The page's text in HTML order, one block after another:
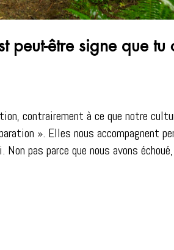
peut-être signe que
contrairement à ce que notre
». Elles nous accompagnent
pas parce que nous avons